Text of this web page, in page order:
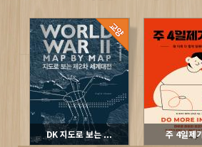
DK 지도로 보는 ... 주 4일제